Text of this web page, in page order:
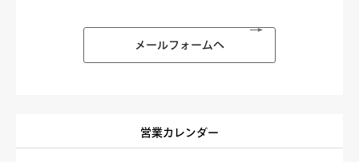
メールフォームへ
営業カレンダー